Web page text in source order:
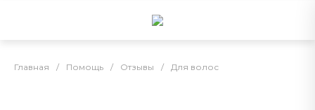
Главная / Помощь / Отзывы / Для волос